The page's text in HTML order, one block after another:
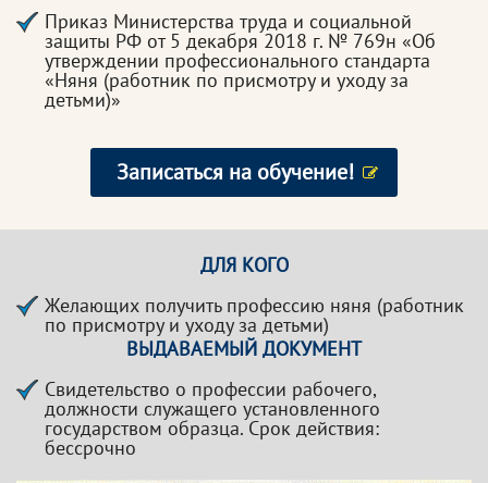
Приказ Министерства труда и социальной
защиты РФ от 5 декабря 2018 г. № 769н «Об
утверждении профессионального стандарта
«Няня (работник по присмотру и уходу за
детьми)»
Записаться на обучение!
ДЛЯ КОГО
Желающих получить профессию няня (работник
по присмотру и уходу за детьми)
ВЫДАВАЕМЫЙ ДОКУМЕНТ
Свидетельство о профессии рабочего,
должности служащего установленного
государством образца. Срок действия:
бессрочно